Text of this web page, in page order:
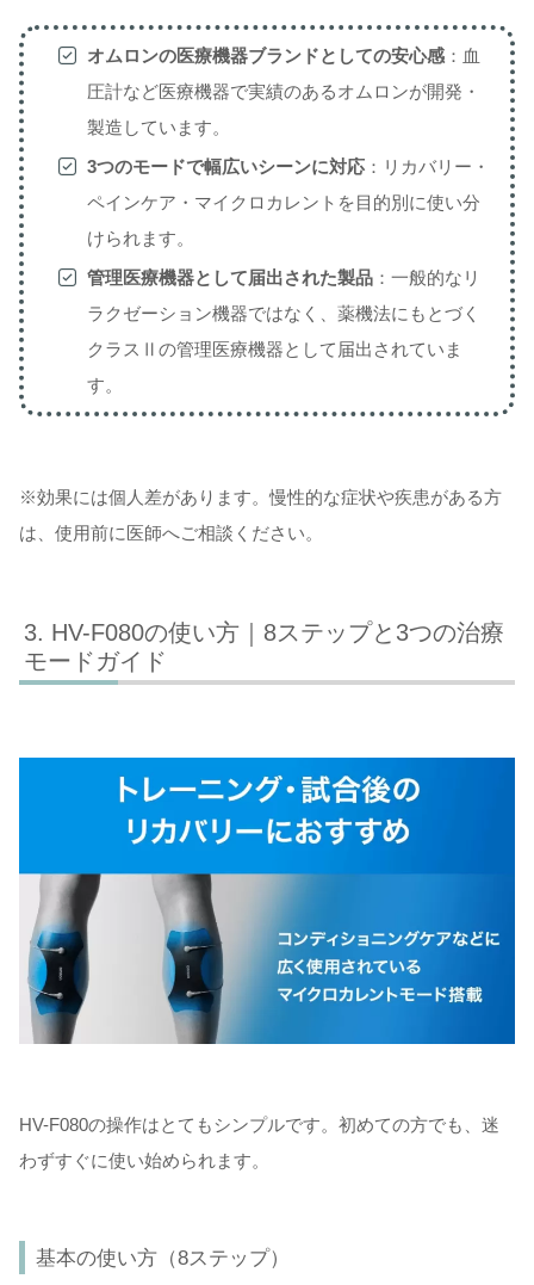
オムロンの医療機器ブランドとしての安心感 ：血
圧計など医療機器で実績のあるオムロンが開発・
製造しています。
3つのモードで幅広いシーンに対応 ：リカバリー・
ペインケア・マイクロカレントを目的別に使い分
けられます。
管理医療機器として届出された製品 ：一般的なリ
ラクゼーション機器ではなく、薬機法にもとづく
クラスⅡの管理医療機器として届出されていま
す。
※効果には個人差があります。慢性的な症状や疾患がある方
は、使用前に医師へご相談ください。
HV-F080の使い方｜8ステップと3つの治療
モードガイド
HV-F080の操作はとてもシンプルです。初めての方でも、迷
わずすぐに使い始められます。
基本の使い方（8ステップ）